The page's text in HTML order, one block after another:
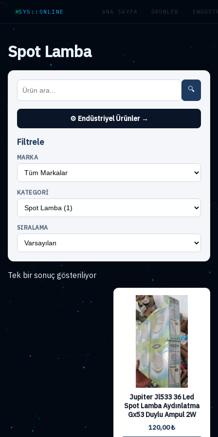
SYS::ONLINE ANA SAYFA ÜRÜNLER
Spot Lamba
🔍
⚙ Endüstriyel Ürünler →
Filtrele
MARKA
KATEGORI
SIRALAMA
Tek bir sonuç gösteriliyor
Jupiter Jl533 36 Led
Spot Lamba Aydınlatma
Gx53 Duylu Ampul 2W
120,00₺